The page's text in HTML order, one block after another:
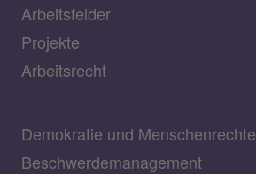
Arbeitsfelder
Projekte
Arbeitsrecht
Demokratie und Menschenrechte
Beschwerdemanagement